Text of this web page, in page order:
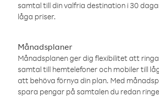
samtal till din valfria destination i 30
låga priser.
Månadsplaner
Månadsplanen ger dig flexibilitet att
samtal till hemtelefoner och mobiler till
att behöva förnya din plan. Med
spara pengar på samtalen du redan